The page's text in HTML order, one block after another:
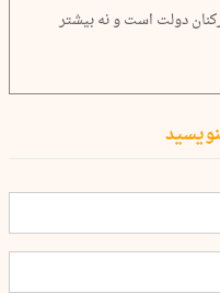
دولت است و نه بیشتر